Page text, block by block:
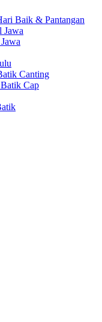
Baik & Pantangan
Jawa
Canting
Cap